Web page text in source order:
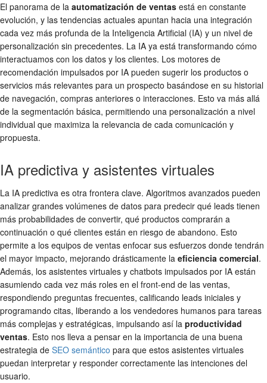
El panorama de la automatización de ventas está en constante
evolución, y las tendencias actuales apuntan hacia una integración
cada vez más profunda de la Inteligencia Artificial (IA) y un nivel de
personalización sin precedentes. La IA ya está transformando cómo
interactuamos con los datos y los clientes. Los motores de
recomendación impulsados por IA pueden sugerir los productos o
servicios más relevantes para un prospecto basándose en su historial
de navegación, compras anteriores o interacciones. Esto va más allá
de la segmentación básica, permitiendo una personalización a nivel
individual que maximiza la relevancia de cada comunicación y
propuesta.
IA predictiva y asistentes virtuales
La IA predictiva es otra frontera clave. Algoritmos avanzados pueden
analizar grandes volúmenes de datos para predecir qué leads tienen
más probabilidades de convertir, qué productos comprarán a
continuación o qué clientes están en riesgo de abandono. Esto
permite a los equipos de ventas enfocar sus esfuerzos donde tendrán
el mayor impacto, mejorando drásticamente la eficiencia comercial.
Además, los asistentes virtuales y chatbots impulsados por IA están
asumiendo cada vez más roles en el front-end de las ventas,
respondiendo preguntas frecuentes, calificando leads iniciales y
programando citas, liberando a los vendedores humanos para tareas
más complejas y estratégicas, impulsando así la productividad
ventas. Esto nos lleva a pensar en la importancia de una buena
estrategia de SEO semántico para que estos asistentes virtuales
puedan interpretar y responder correctamente las intenciones del
usuario.